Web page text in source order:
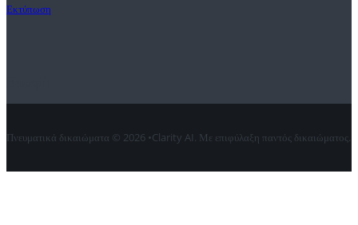
Εκτύπωση
Πνευματικά δικαιώματα © 2026 •Clarity AI. Με επιφύλαξη παντός δικαιώματος.